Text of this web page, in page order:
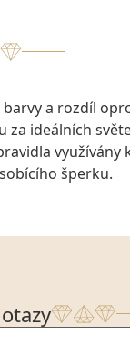
a rozdíl
za ideálních
využívány
šperku.